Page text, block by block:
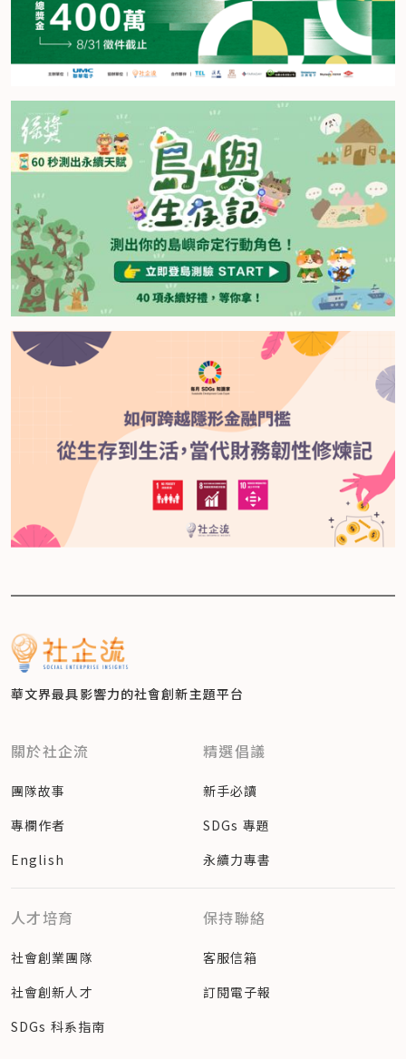
華文界最具影響力的社會創新主題平台
關於社企流
團隊故事
專欄作者
English
精選倡議
新手必讀
SDGs 專題
永續力專書
人才培育
社會創業團隊
社會創新人才
SDGs 科系指南
保持聯絡
客服信箱
訂閱電子報